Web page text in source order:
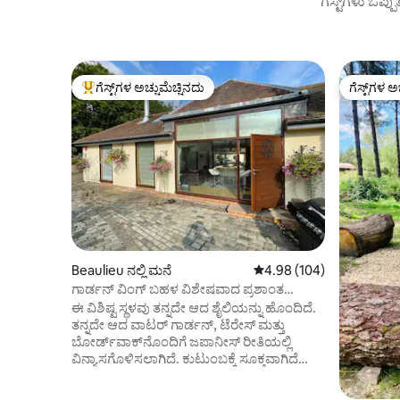
ಗೆಸ್ಟ್‌ಗಳಿಗೆ ಅತಿ ಹೆಚ್ಚು ಅಚ್ಚುಮೆಚ್ಚಿನದು
ಗೆಸ್ಟ್‌ಗಳ ಅಚ್ಚುಮೆಚ್ಚಿನದು
Beaulieu ನಲ್ಲಿ ಮನೆ 5 ರಲ್ಲಿ 4.98 ಸರಾಸರಿ
4.98 (104)
ಗಾರ್ಡನ್ ವಿಂಗ್ ಬಹಳ ವಿಶೇಷವಾದ ಪ್ರಶಾಂತ
ಸ್ಥಳವಾಗಿದೆ
ಈ ವಿಶಿಷ್ಟ ಸ್ಥಳವು ತನ್ನದೇ ಆದ ಶೈಲಿಯನ್ನು ಹೊಂದಿದೆ.
ತನ್ನದೇ ಆದ ವಾಟರ್ ಗಾರ್ಡನ್, ಟೆರೇಸ್ ಮತ್ತು
ಬೋರ್ಡ್‌ವಾಕ್‌ನೊಂದಿಗೆ ಜಪಾನೀಸ್ ರೀತಿಯಲ್ಲಿ
ವಿನ್ಯಾಸಗೊಳಿಸಲಾಗಿದೆ. ಕುಟುಂಬಕ್ಕೆ ಸೂಕ್ತವಾಗಿದೆ
ಗೆಸ್ಟ್‌ಗಳ
ಗೆಸ್ಟ್‌ಗಳ